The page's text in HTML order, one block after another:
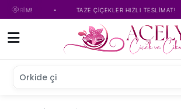
TAZE ÇİÇEKLER HIZLI TESLİMAT!
Orkide çiçeğ